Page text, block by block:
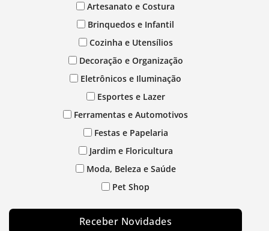
Artesanato e Costura
Brinquedos e Infantil
Cozinha e Utensílios
Decoração e Organização
Eletrônicos e Iluminação
Esportes e Lazer
Ferramentas e Automotivos
Festas e Papelaria
Jardim e Floricultura
Moda, Beleza e Saúde
Pet Shop
Receber Novidades